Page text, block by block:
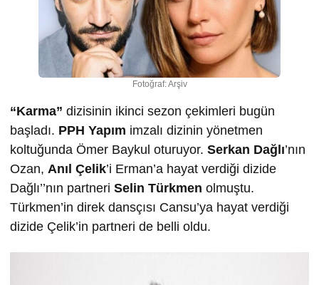
Fotoğraf: Arşiv
“Karma” dizisinin ikinci sezon çekimleri bugün
başladı. PPH Yapım imzalı dizinin yönetmen
koltuğunda Ömer Baykul oturuyor. Serkan Dağlı’nın
Ozan, Anıl Çelik’i Erman’a hayat verdiği dizide
Dağlı’’nın partneri Selin Türkmen olmuştu.
Türkmen’in direk dansçısı Cansu’ya hayat verdiği
dizide Çelik’in partneri de belli oldu.